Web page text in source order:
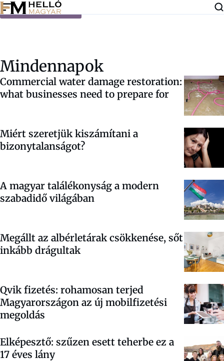
Ugrás a tartalomra
Mindennapok
Commercial water damage restoration:
what businesses need to prepare for
Miért szeretjük kiszámítani a
bizonytalanságot?
A magyar találékonyság a modern
szabadidő világában
Megállt az albérletárak csökkenése, sőt
inkább drágultak
Qvik fizetés: rohamosan terjed
Magyarországon az új mobilfizetési
megoldás
Elképesztő: szűzen esett teherbe ez a
17 éves lány